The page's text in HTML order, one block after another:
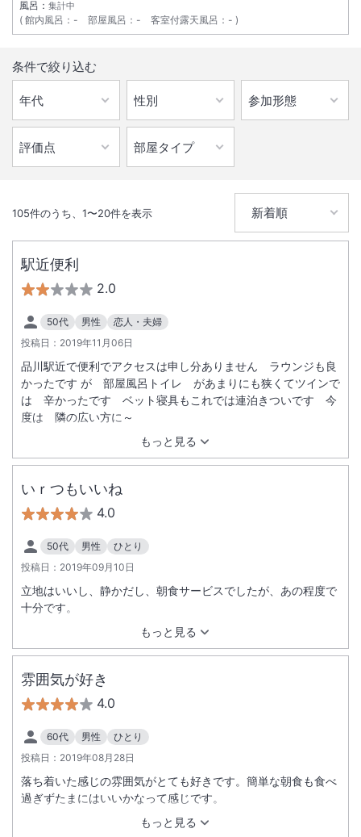
ご宿泊者限定で無料軽朝食をご提供。フリーWi-Fi、フリードリンク、
コンセント完備のビジネスラウンジのご利用も無料。
無線LAN
駅徒歩5分
駐車場あり
風呂： 集計中
館内風呂 ： - 部屋風呂 ： - 客室付露天風呂 ： -
条件で絞り込む
105件のうち、 1〜20件を表示
駅近便利
2.0
50代 男性
恋人・夫婦
投稿日： 2019年11月06日
もっと見る
品川駅近で便利でアクセスは申し分ありません ラウンジも良
かったです が 部屋風呂トイレ があまりにも狭くてツインで
は 辛かったです ベット寝具もこれでは連泊きついです 今
度は 隣の広い方に～
いｒつもいいね
4.0
50代 男性
ひとり
投稿日： 2019年09月10日
もっと見る
立地はいいし、静かだし、朝食サービスでしたが、あの程度で
十分です。
雰囲気が好き
4.0
60代 男性
ひとり
投稿日： 2019年08月28日
もっと見る
落ち着いた感じの雰囲気がとても好きです。簡単な朝食も食べ
過ぎずたまにはいいかなって感じです。